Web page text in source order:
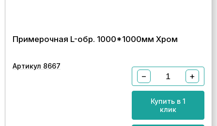
Примерочная L-обр. 1000*1000мм Хром
Артикул 8667
− +
Купить в 1
клик